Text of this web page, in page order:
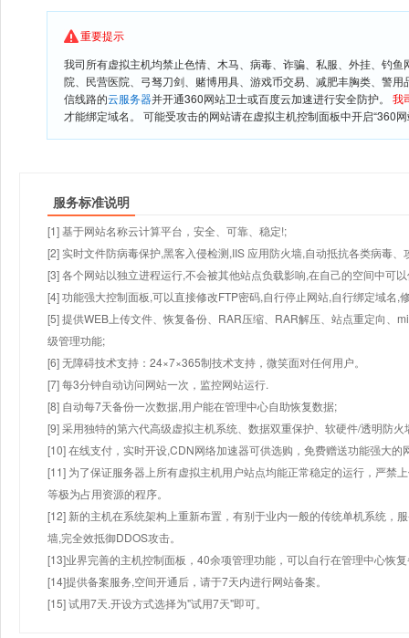
重要提示
我司所有虚拟主机均禁止色情、木马、病毒、诈骗、私服、外挂、钓
院、民营医院、弓驽刀剑、赌博用具、游戏币交易、减肥丰胸类、警
信线路的云服务器并开通360网站卫士或百度云加速进行安全防护。 我
才能绑定域名。 可能受攻击的网站请在虚拟主机控制面板中开启“360
服务标准说明
[1] 基于网站名称云计算平台，安全、可靠、稳定!;
[2] 实时文件防病毒保护,黑客入侵检测,IIS 应用防火墙,自动抵抗各类病毒、
[3] 各个网站以独立进程运行,不会被其他站点负载影响,在自己的空间中可
[4] 功能强大控制面板,可以直接修改FTP密码,自行停止网站,自行绑定域名,
[5] 提供WEB上传文件、恢复备份、RAR压缩、RAR解压、站点重定向、
级管理功能;
[6] 无障碍技术支持：24×7×365制技术支持，微笑面对任何用户。
[7] 每3分钟自动访问网站一次，监控网站运行.
[8] 自动每7天备份一次数据,用户能在管理中心自助恢复数据;
[9] 采用独特的第六代高级虚拟主机系统、数据双重保护、软硬件/透明防火
[10] 在线支付，实时开设,CDN网络加速器可供选购，免费赠送功能强大
[11] 为了保证服务器上所有虚拟主机用户站点均能正常稳定的运行，严禁
等极为占用资源的程序。
[12] 新的主机在系统架构上重新布置，有别于业内一般的传统单机系统，
墙,完全效抵御DDOS攻击。
[13]业界完善的主机控制面板，40余项管理功能，可以自行在管理中心恢
[14]提供备案服务,空间开通后，请于7天内进行网站备案。
[15] 试用7天.开设方式选择为"试用7天"即可。